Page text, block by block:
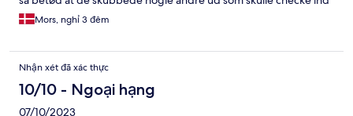
senere. Der manglede en pære på badeværelset så det var ret
mørkt. Snoren til gardin manglede så vi skulle manuelt stå og
iskoldt og vi fortalte det til receptionen, men de gjorde intet
ved det. Alt i alt et ret dårligt sted, men prisen afspejlede det
også, så forventningerne var ikke tårnhøje til at starte med.
Mors, nghỉ 3 đêm
Nhận xét đã xác thực
10/10 - Ngoại hạng
07/10/2023